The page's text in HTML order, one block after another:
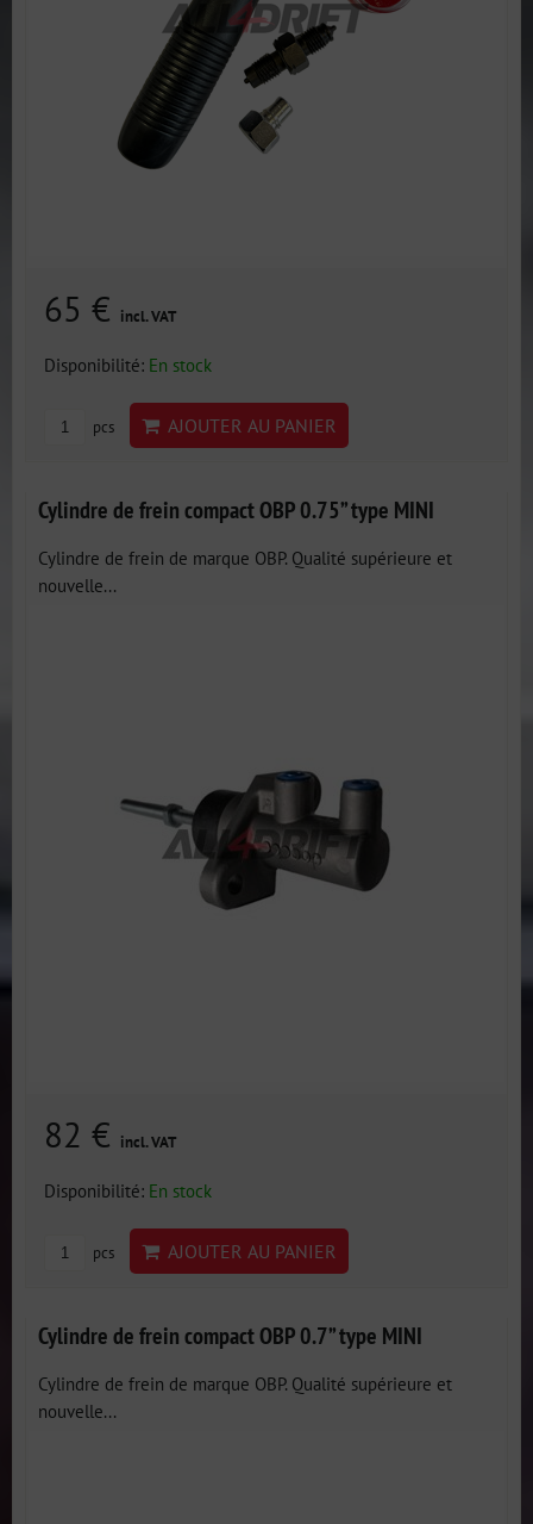
65 € incl. VAT
Disponibilité: En stock
pcs AJOUTER AU PANIER
Cylindre de frein compact OBP 0.75” type MINI
Cylindre de frein de marque OBP. Qualité supérieure et
nouvelle...
82 € incl. VAT
Disponibilité: En stock
pcs AJOUTER AU PANIER
Cylindre de frein compact OBP 0.7” type MINI
Cylindre de frein de marque OBP. Qualité supérieure et
nouvelle...